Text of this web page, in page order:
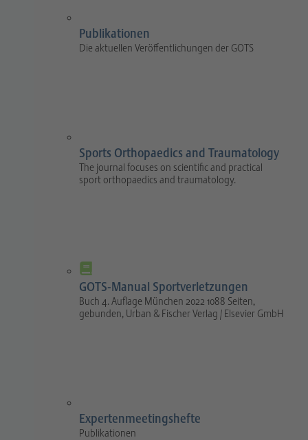
Publikationen
Die aktuellen Veröffentlichungen der GOTS
Sports Orthopaedics and Traumatology
The journal focuses on scientific and practical
sport orthopaedics and traumatology.
GOTS-Manual Sportverletzungen
Buch 4. Auflage München 2022 1088 Seiten,
gebunden, Urban & Fischer Verlag / Elsevier GmbH
Expertenmeetingshefte
Publikationen